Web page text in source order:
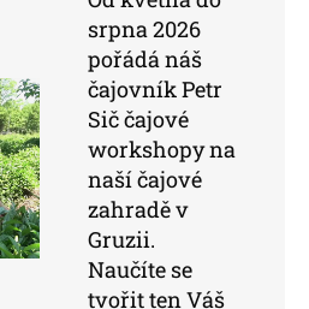
srpna 2026
pořádá náš
čajovník Petr
Sič čajové
workshopy na
naší čajové
zahradě v
Gruzii.
Naučíte se
tvořit ten Váš